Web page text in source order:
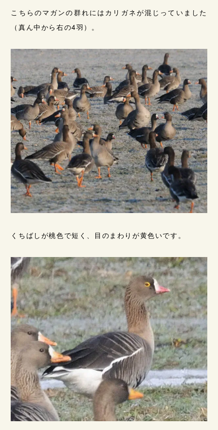
こちらのマガンの群れにはカリガネが混じっていました
（真ん中から右の4羽）。
くちばしが桃色で短く、目のまわりが黄色いです。